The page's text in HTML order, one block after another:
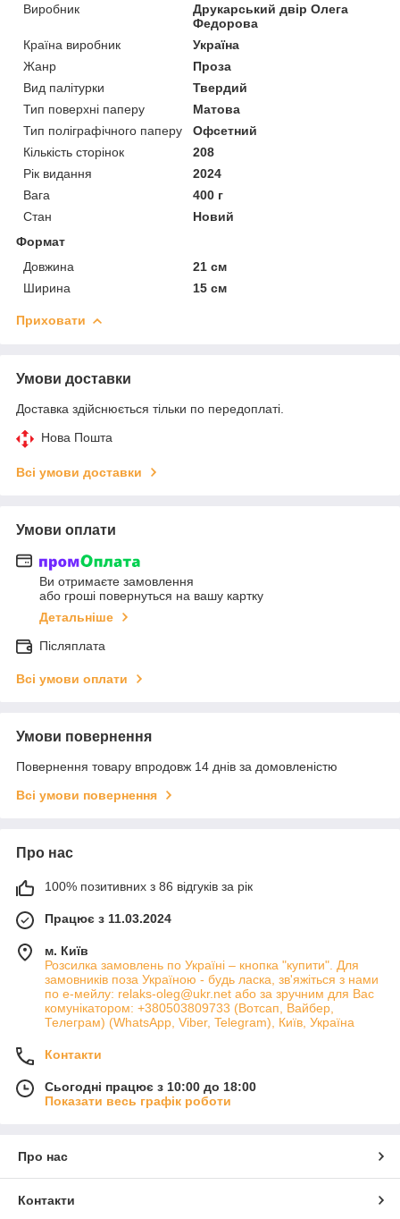
Виробник
Друкарський двір Олега
Федорова
Країна виробник
Україна
Жанр
Проза
Вид палітурки
Твердий
Тип поверхні паперу
Матова
Тип поліграфічного паперу
Офсетний
Кількість сторінок
208
Рік видання
2024
Вага
400 г
Стан
Новий
Формат
Довжина
21 см
Ширина
15 см
Приховати
Умови доставки
Доставка здійснюється тільки по передоплаті.
Нова Пошта
Всі умови доставки
Умови оплати
Ви отримаєте замовлення
або гроші повернуться на вашу картку
Детальніше
Післяплата
Всі умови оплати
Умови повернення
Повернення товару впродовж 14 днів за домовленістю
Всі умови повернення
Про нас
100% позитивних з 86 відгуків за рік
Працює з 11.03.2024
м. Київ
Розсилка замовлень по Україні – кнопка "купити". Для
замовників поза Україною - будь ласка, зв'яжіться з нами
по е-мейлу: relaks-oleg@ukr.net або за зручним для Вас
комунікатором: +380503809733 (Вотсап, Вайбер,
Телеграм) (WhatsApp, Viber, Telegram), Київ, Україна
Контакти
Сьогодні працює з 10:00 до 18:00
Показати весь графік роботи
Про нас
Контакти